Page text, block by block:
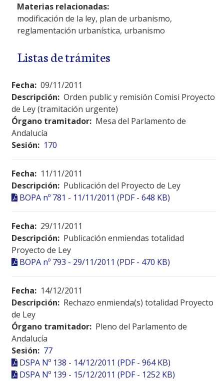
Materias relacionadas:
modificación de la ley, plan de urbanismo,
reglamentación urbanística, urbanismo
Listas de trámites
Fecha: 09/11/2011
Descripción: Orden public y remisión Comisi Proyecto
de Ley (tramitación urgente)
Órgano tramitador: Mesa del Parlamento de
Andalucía
Sesión: 170
Fecha: 11/11/2011
Descripción: Publicación del Proyecto de Ley
BOPA nº 781 - 11/11/2011 (PDF - 648 KB)
Fecha: 29/11/2011
Descripción: Publicación enmiendas totalidad
Proyecto de Ley
BOPA nº 793 - 29/11/2011 (PDF - 470 KB)
Fecha: 14/12/2011
Descripción: Rechazo enmienda(s) totalidad Proyecto
de Ley
Órgano tramitador: Pleno del Parlamento de
Andalucía
Sesión: 77
DSPA Nº 138 - 14/12/2011 (PDF - 964 KB)
DSPA Nº 139 - 15/12/2011 (PDF - 1252 KB)